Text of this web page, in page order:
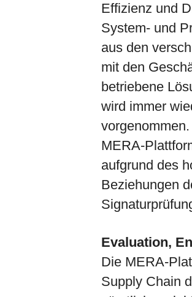
Effizienz und
System- und
aus den
mit den
betriebene
wird immer
MERA-
aufgrund des
Beziehungen
Evaluation,
Die MERA-
Supply Chain